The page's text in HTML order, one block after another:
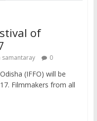
of
samantaray 0
(IFFO) will be
Filmmakers from all